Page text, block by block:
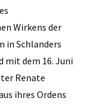
Wirkens der
in Schlanders
mit dem 16. Juni
Renate
ihres Ordens